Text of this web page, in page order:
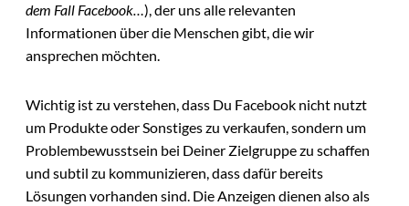
dem Fall Facebook…), der uns alle relevanten
Informationen über die Menschen gibt, die wir
ansprechen möchten.
Wichtig ist zu verstehen, dass Du Facebook nicht nutzt
um Produkte oder Sonstiges zu verkaufen, sondern um
Problembewusstsein bei Deiner Zielgruppe zu schaffen
und subtil zu kommunizieren, dass dafür bereits
Lösungen vorhanden sind. Die Anzeigen dienen also als